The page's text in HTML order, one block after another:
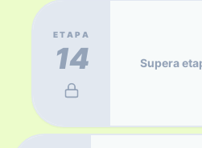
ETAPA
14 Supera